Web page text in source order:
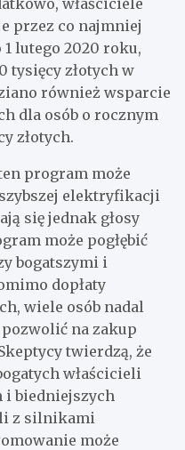
przez co najmniej
lutego 2020 roku,
tysięcy złotych w
również wsparcie
dla osób o rocznym
złotych.
program może
elektryfikacji
się jednak głosy
może pogłębić
bogatszymi i
dopłaty
wiele osób nadal
na zakup
twierdzą, że
właścicieli
i biedniejszych
z silnikami
może